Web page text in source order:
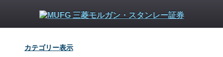
カテゴリー表示